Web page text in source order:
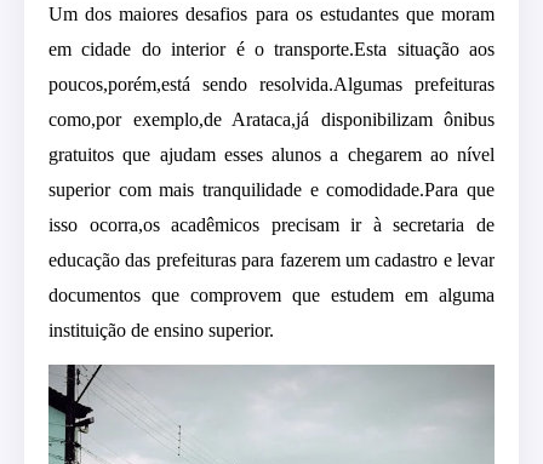
Um dos maiores desafios para os estudantes que moram
em cidade do interioré o transporte.Esta situação aos
poucos,porém,está sendo resolvida.Algumas prefeituras
como,por exemplo,de Arataca,já disponibilizam ônibus
gratuitos que ajudam esses alunos a chegarem ao nível
superior com mais tranquilidade e comodidade.Para que
isso ocorra,os acadêmicos precisam ir à secretaria de
educação das prefeituras para fazerem um cadastro e levar
documentos que comprovem que estudem em alguma
instituição de ensino superior.